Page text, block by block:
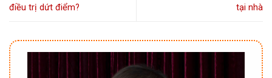
điều trị dứt điểm?
tại nhà